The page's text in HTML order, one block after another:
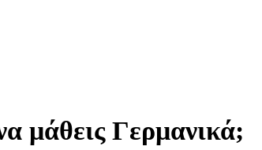
μάθεις Γερμανικά;